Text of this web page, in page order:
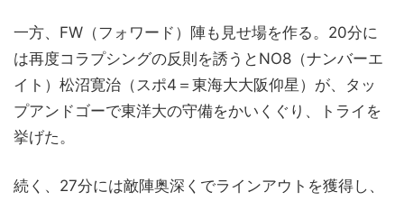
一方、FW（フォワード）陣も見せ場を作る。20分に
は再度コラプシングの反則を誘うとNO8（ナンバーエ
イト）松沼寛治（スポ4＝東海大大阪仰星）が、タッ
プアンドゴーで東洋大の守備をかいくぐり、トライを
挙げた。
続く、27分には敵陣奥深くでラインアウトを獲得し、